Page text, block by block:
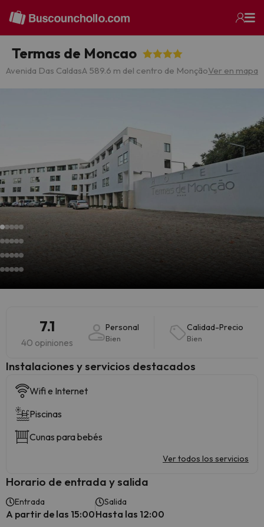
Termas de Moncao
Avenida Das CaldasA 589.6 m del centro de MonçãoVer en mapa
7.1
40 opiniones
Personal
Bien
Calidad-Precio
Bien
Instalaciones y servicios destacados
Wifi e Internet
Piscinas
Cunas para bebés
Ver todos los servicios
Horario de entrada y salida
Entrada
A partir de las 15:00
Salida
Hasta las 12:00